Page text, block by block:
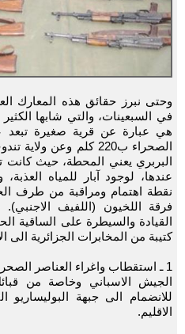
وحتى نبرز حقائق هذه المعارك العسكرية التي شهدتها قرية امغالا
في السبعينات، والتي شابها
هي عبارة عن قرية صغيرة تبعد
البربري يعني المحطة، حيث كانت
عندها، لوجود آبار للمياه
نقطة اهتمام ومراقبة من طرف
فرقة اللخيون (اللفيف
القيادة والسيطرة على الساقية
كتيبة من المخابرات الجزائرية الى
1 ـ استقطاب واغراء العناصر
الجيش الاسباني وخاصة من
للانضمام الى جبهة
الاقليم.